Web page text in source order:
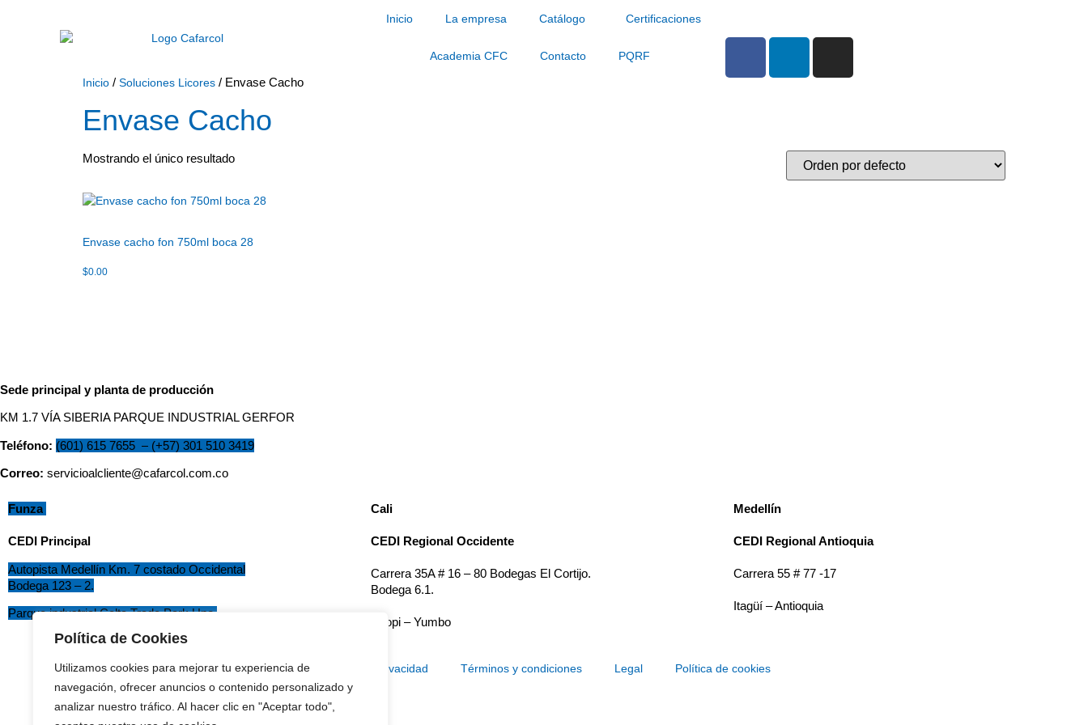
Política de Cookies
Utilizamos cookies para mejorar tu experiencia de
navegación, ofrecer anuncios o contenido personalizado y
analizar nuestro tráfico. Al hacer clic en "Aceptar todo",
Inicio La empresa Catálogo Certificaciones
Academia CFC Contacto PQRF
Inicio / Soluciones Licores / Envase Cacho
Envase Cacho
Mostrando el único resultado
Envase cacho fon 750ml boca 28
$0.00
Sede principal y planta de producción
KM 1.7 VÍA SIBERIA PARQUE INDUSTRIAL GERFOR
Teléfono: (601) 615 7655 – (+57) 301 510 3419
Correo: servicioalcliente@cafarcol.com.co
Funza
CEDI Principal
Autopista Medellín Km. 7 costado Occidental
Bodega 123 – 2.
Parque industrial Celta Trade Park Uno.
Cali
CEDI Regional Occidente
Carrera 35A # 16 – 80 Bodegas El Cortijo.
Bodega 6.1.
Acopi – Yumbo
Medellín
CEDI Regional Antioquia
Carrera 55 # 77 -17
Itagüí – Antioquia
Política de Privacidad Términos y condiciones Legal Política de cookies